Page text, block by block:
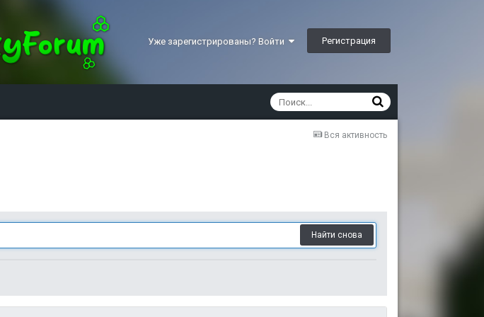
Уже зарегистрированы? Войти Регистрация
Вся активность
Найти снова